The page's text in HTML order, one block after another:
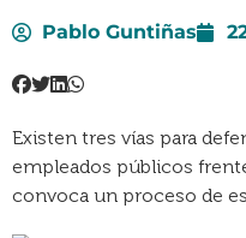
Pablo Guntiñas
Existen tres vías para
empleados públicos
convoca un proceso de